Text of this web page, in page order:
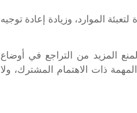
الموارد، وزيادة إعادة توجيه
المزيد من التراجع في أوضاع
ذات الاهتمام المشترك، ولا